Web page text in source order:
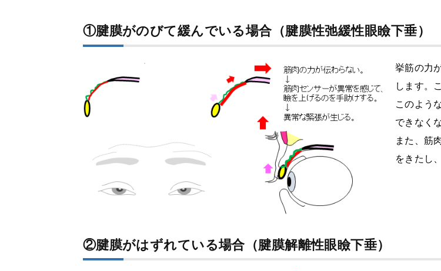
①腱膜がのびて緩んでいる場合（腱膜性弛緩性眼瞼下垂）
挙筋の力
します。
このよう
できなく
また、筋
をきたし
②腱膜がはずれている場合（腱膜解離性眼瞼下垂）